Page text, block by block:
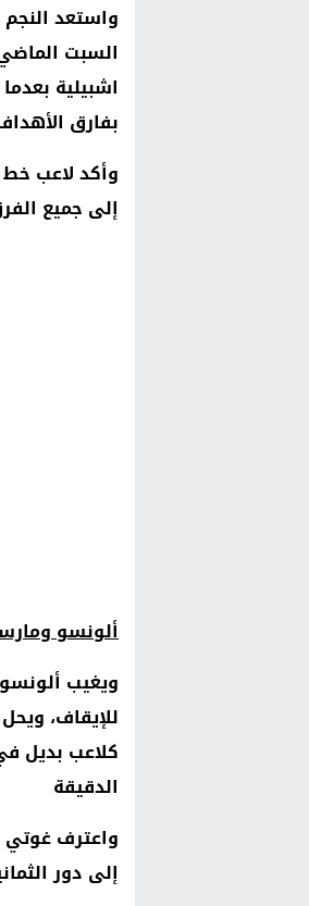
واستعد
اشبيلية
بفارق
وأكد لاعب
إلى جميع
ألونسو
ويغيب
للإيقاف،
كلاعب بديل
الدقيقة
واعترف غوتي
إلى دور